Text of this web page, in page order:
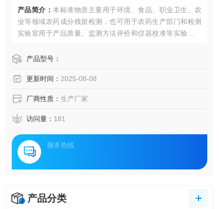
产品简介： 本标准物质主要用于环境、食品、职业卫生、农
业等领域农药成分残留检测，也可用于农药生产部门和检测
实验室用于产品质量、监测方法评价和仪器校准等实验室质
产品型号：
更新时间： 2025-08-08
厂商性质： 生产厂家
访问量： 181
服务热线
产品分类